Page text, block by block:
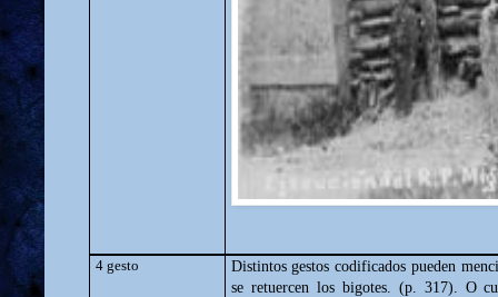
4 gesto
Distintos gestos codificados pueden
se retuercen los bigotes. (p. 317). O